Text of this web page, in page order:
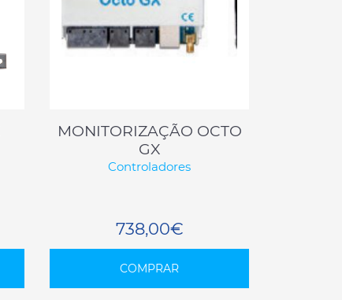
MONITORIZAÇÃO OCTO
GX
Controladores
738,00€
COMPRAR